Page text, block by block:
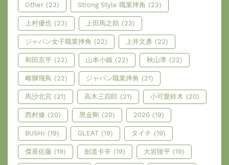
Other (23) Strong Style 職業摔角 (23)
上村優也 (23) 上田馬之助 (23)
ジャパン女子職業摔角 (22) 上井文彥 (22)
和田京平 (22) 山本小鐵 (22) 秋山準 (22)
雌獅飛鳥 (22) ジャパン職業摔角 (21)
馬沙北宮 (21) 高木三四郎 (21) 小可愛鈴木 (20)
西村修 (20) 黑金剛 (20) 2020 (19)
BUSHI (19) GLEAT (19) タイチ (19)
傑基佐藤 (19) 劍道卡辛 (19) 大岩陵平 (19)